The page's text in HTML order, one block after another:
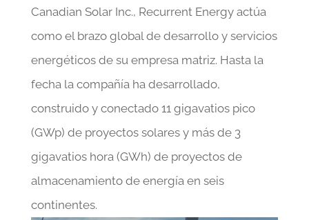
Canadian Solar Inc., Recurrent Energy actúa
como el brazo global de desarrollo y servicios
energéticos de su empresa matriz. Hasta la
fecha la compañía ha desarrollado,
construido y conectado 11 gigavatios pico
(GWp) de proyectos solares y más de 3
gigavatios hora (GWh) de proyectos de
almacenamiento de energía en seis
continentes.